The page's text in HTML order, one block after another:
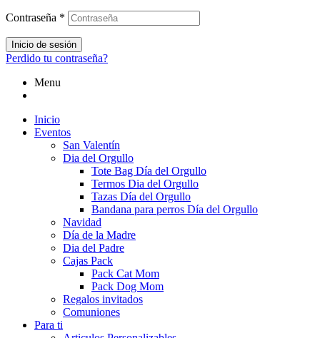
Contraseña *
Inicio de sesión
Perdido tu contraseña?
Menu
Inicio
Eventos
San Valentín
Dia del Orgullo
Tote Bag Día del Orgullo
Termos Dia del Orgullo
Tazas Día del Orgullo
Bandana para perros Día del Orgullo
Navidad
Día de la Madre
Dia del Padre
Cajas Pack
Pack Cat Mom
Pack Dog Mom
Regalos invitados
Comuniones
Para ti